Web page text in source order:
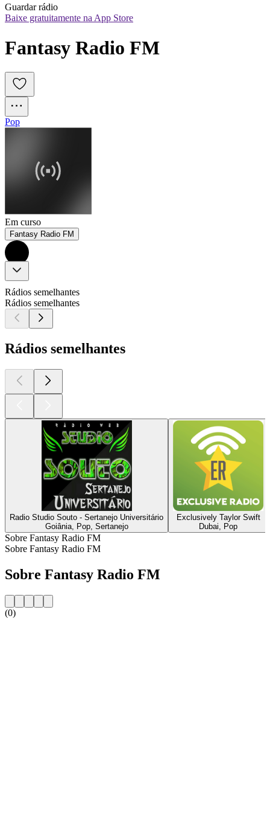
Guardar rádio
Baixe gratuitamente na App Store
Fantasy Radio FM
Pop
Em curso
Fantasy Radio FM
Rádios semelhantes
Rádios semelhantes
Rádios semelhantes
Radio Studio Souto - Sertanejo Universitário
Goiânia, Pop, Sertanejo
Exclusively Taylor Swift
Dubai, Pop
Sobre Fantasy Radio FM
Sobre Fantasy Radio FM
Sobre Fantasy Radio FM
(0)